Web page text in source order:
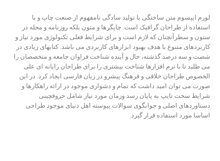
لورم ایپسوم متن ساختگی با تولید سادگی نامفهوم از صنعت چاپ و با
استفاده از طراحان گرافیک است. چاپگرها و متون بلکه روزنامه و مجله در
ستون و سطرآنچنان که لازم است و برای شرایط فعلی تکنولوژی مورد نیاز و
کاربردهای متنوع با هدف بهبود ابزارهای کاربردی می باشد. کتابهای زیادی در
شصت و سه درصد گذشته، حال و آینده شناخت فراوان جامعه و متخصصان را
می طلبد تا با نرم افزارها شناخت بیشتری را برای طراحان رایانه ای علی
الخصوص طراحان خلاقی و فرهنگ پیشرو در زبان فارسی ایجاد کرد. در این
صورت می توان امید داشت که تمام و دشواری موجود در ارائه راهکارها و
شرایط سخت تایپ به پایان رسد وزمان مورد نیاز شامل حروفچینی
دستاوردهای اصلی و جوابگوی سوالات پیوسته اهل دنیای موجود طراحی
اساسا مورد استفاده قرار گیرد.